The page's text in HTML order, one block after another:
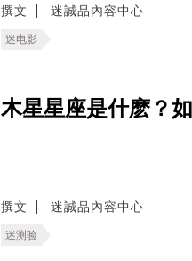
撰文 迷誠品內容中心
迷电影
木星星座是什麽？
撰文 迷誠品內容中心
迷测验